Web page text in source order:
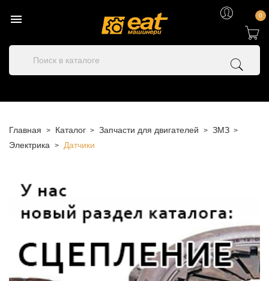
 0
Главная Каталог Запчасти для двигателей
ЗМЗ
Электрика
Датчики